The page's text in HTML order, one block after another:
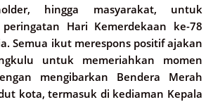
hingga masyarakat, untuk
Hari Kemerdekaan ke-78
Semua ikut merespons positif ajakan
untuk memeriahkan momen
mengibarkan Bendera Merah
kota, termasuk di kediaman Kepala